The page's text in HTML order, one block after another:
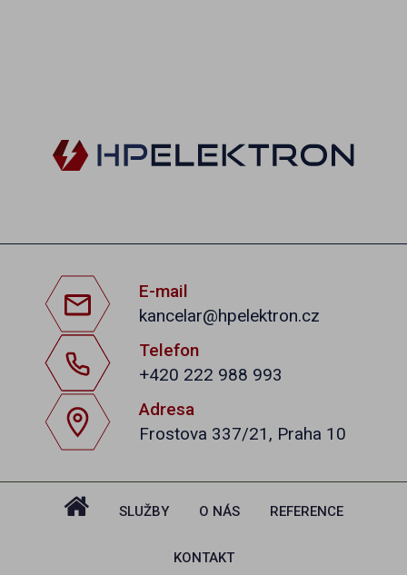
E-mail
kancelar@hpelektron.cz
Telefon
+420 222 988 993
Adresa
Frostova 337/21, Praha 10
SLUŽBY O NÁS REFERENCE
KONTAKT